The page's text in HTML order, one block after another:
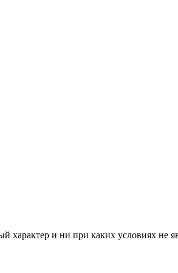
и ни при каких условиях не